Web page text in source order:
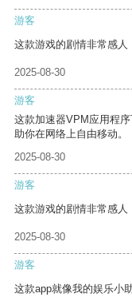
游客
这款游戏的剧情非常感人
2025-08-30
游客
这款加速器VPM应用程
助你在网络上自由移动。
2025-08-30
游客
这款游戏的剧情非常感人
2025-08-30
游客
这款app就像我的娱乐小